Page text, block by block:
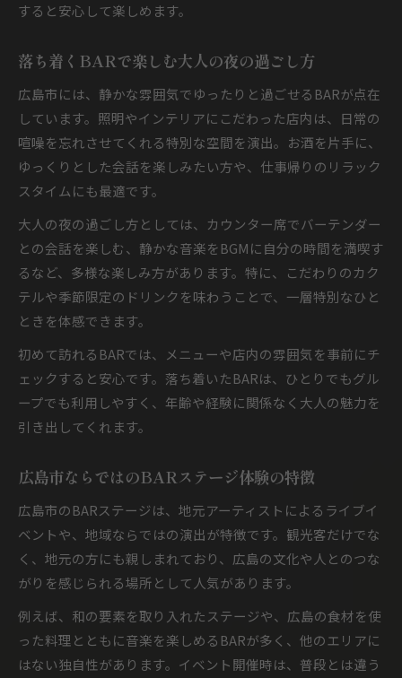
すると安心して楽しめます。
落ち着くBARで楽しむ大人の夜の過ごし方
広島市には、静かな雰囲気でゆったりと過ごせるBARが点在
しています。照明やインテリアにこだわった店内は、日常の
喧噪を忘れさせてくれる特別な空間を演出。お酒を片手に、
ゆっくりとした会話を楽しみたい方や、仕事帰りのリラック
スタイムにも最適です。
大人の夜の過ごし方としては、カウンター席でバーテンダー
との会話を楽しむ、静かな音楽をBGMに自分の時間を満喫す
るなど、多様な楽しみ方があります。特に、こだわりのカク
テルや季節限定のドリンクを味わうことで、一層特別なひと
ときを体感できます。
初めて訪れるBARでは、メニューや店内の雰囲気を事前にチ
ェックすると安心です。落ち着いたBARは、ひとりでもグル
ープでも利用しやすく、年齢や経験に関係なく大人の魅力を
引き出してくれます。
広島市ならではのBARステージ体験の特徴
広島市のBARステージは、地元アーティストによるライブイ
ベントや、地域ならではの演出が特徴です。観光客だけでな
く、地元の方にも親しまれており、広島の文化や人とのつな
がりを感じられる場所として人気があります。
例えば、和の要素を取り入れたステージや、広島の食材を使
った料理とともに音楽を楽しめるBARが多く、他のエリアに
はない独自性があります。イベント開催時は、普段とは違う